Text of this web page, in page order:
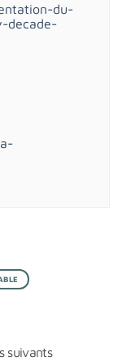
du-
decade-
suivants